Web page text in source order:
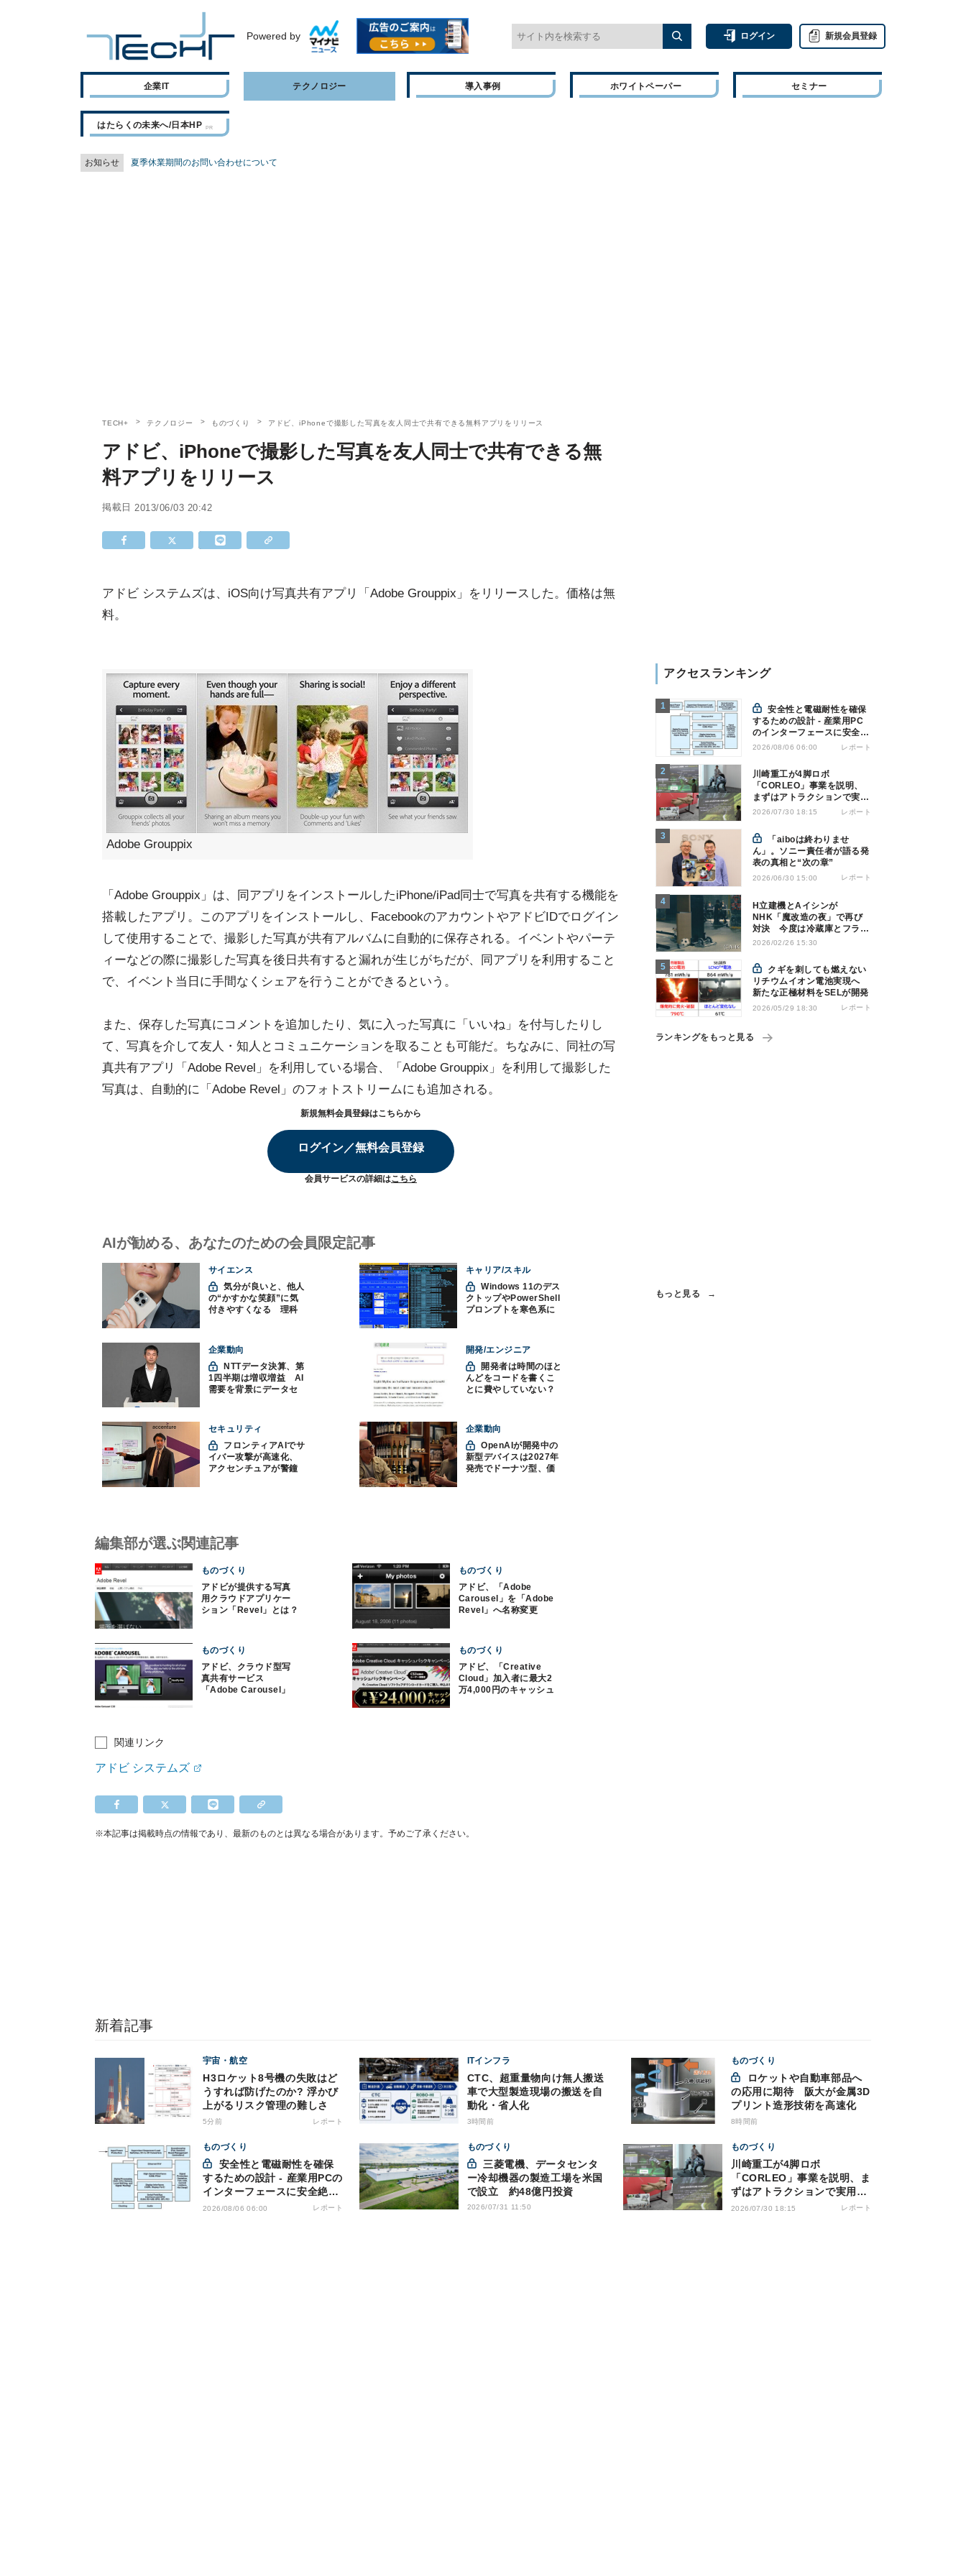
Powered by ログイン 新規会員登録
企業IT テクノロジー 導入事例 ホワイトペーパー セミナー
はたらくの未来へ/日本HP
お知らせ 夏季休業期間のお問い合わせについて
TECH+ テクノロジー ものづくり アドビ、iPhoneで撮影した写真を友人同士で共有できる無料アプリをリリース
アドビ、iPhoneで撮影した写真を友人同士で共有できる無
料アプリをリリース
掲載日 2013/06/03 20:42
アドビ システムズは、iOS向け写真共有アプリ「Adobe Grouppix」をリリースした。価格は無
料。
Adobe Grouppix
「Adobe Grouppix」は、同アプリをインストールしたiPhone/iPad同士で写真を共有する機能を
搭載したアプリ。このアプリをインストールし、FacebookのアカウントやアドビIDでログイン
して使用することで、撮影した写真が共有アルバムに自動的に保存される。イベントやパーテ
ィーなどの際に撮影した写真を後日共有すると漏れが生じがちだが、同アプリを利用すること
で、イベント当日に手間なくシェアを行うことができるという。
また、保存した写真にコメントを追加したり、気に入った写真に「いいね」を付与したりし
て、写真を介して友人・知人とコミュニケーションを取ることも可能だ。ちなみに、同社の写
真共有アプリ「Adobe Revel」を利用している場合、「Adobe Grouppix」を利用して撮影した
写真は、自動的に「Adobe Revel」のフォトストリームにも追加される。
新規無料会員登録はこちらから
ログイン／無料会員登録
会員サービスの詳細はこちら
AIが勧める、あなたのための会員限定記事
サイエンス
気分が良いと、他人
の“かすかな笑顔”に気
付きやすくなる 理科
キャリア/スキル
Windows 11のデス
クトップやPowerShell
プロンプトを寒色系に
企業動向
NTTデータ決算、第
1四半期は増収増益 AI
需要を背景にデータセ
開発/エンジニア
んどをコードを書くこ
とに費やしていない？
つの神話への賛否
セキュリティ
イバー攻撃が高速化、
アクセンチュアが警鐘
企業動向
OpenAIが開発中の
新型デバイスは2027年
発売でドーナツ型、価
アクセスランキング
安全性と電磁耐性を確保
するための設計 - 産業用PC
のインターフェースに安全絶
縁を適用する
2026/08/06 06:00 レポート
川崎重工が4脚ロボ
「CORLEO」事業を説明、
まずはアトラクションで実用
化へ
2026/07/30 18:15 レポート
ん」。ソニー責任者が語る発
表の真相と“次の章”
2026/06/30 15:00 レポート
H立建機とAイシンが
NHK「魔改造の夜」で再び
対決 今度は冷蔵庫とフライ
パンでサッカーPK!?
2026/02/26 15:30
リチウムイオン電池実現へ
新たな正極材料をSELが開発
2026/05/29 18:30 レポート
ランキングをもっと見る
もっと見る
編集部が選ぶ関連記事
ものづくり
アドビが提供する写真
用クラウドアプリケー
ション「Revel」とは？
ものづくり
アドビ、「Adobe
Carousel」を「Adobe
Revel」へ名称変更
ものづくり
アドビ、クラウド型写
真共有サービス
「Adobe Carousel」
ものづくり
アドビ、「Creative
Cloud」加入者に最大2
万4,000円のキャッシュ
関連リンク
アドビ システムズ
※本記事は掲載時点の情報であり、最新のものとは異なる場合があります。予めご了承ください。
新着記事
宇宙・航空
H3ロケット8号機の失敗はど
うすれば防げたのか? 浮かび
上がるリスク管理の難しさ
5分前 レポート
ITインフラ
CTC、超重量物向け無人搬送
車で大型製造現場の搬送を自
動化・省人化
3時間前
ものづくり
の応用に期待 阪大が金属3D
プリント造形技術を高速化
8時間前
ものづくり
するための設計 - 産業用PCの
インターフェースに安全絶縁
を適用する
2026/08/06 06:00 レポート
ものづくり
三菱電機、データセンタ
ー冷却機器の製造工場を米国
で設立 約48億円投資
2026/07/31 11:50
ものづくり
川崎重工が4脚ロボ
「CORLEO」事業を説明、ま
ずはアトラクションで実用化
へ
2026/07/30 18:15 レポート